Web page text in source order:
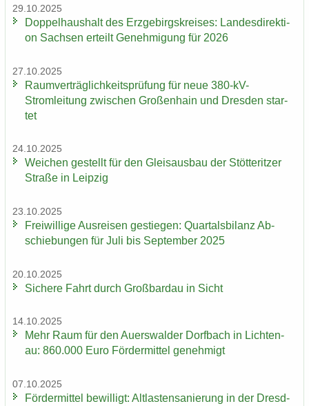
29.10.2025
Dop­pel­haus­halt des Erz­ge­birgs­krei­ses: Lan­des­di­rek­ti­
on Sach­sen er­teilt Ge­neh­mi­gung für 2026
27.10.2025
Ra­um­ver­träg­lich­keits­prü­fung für neue 380-​kV-
Stromleitung zwi­schen Gro­ßen­hain und Dres­den star­
tet
24.10.2025
Wei­chen ge­stellt für den Gleis­aus­bau der Stöt­terit­zer
Stra­ße in Leip­zig
23.10.2025
Frei­wil­li­ge Aus­rei­sen ge­stie­gen: Quar­tals­bi­lanz Ab­
schie­bun­gen für Juli bis Sep­tem­ber 2025
20.10.2025
Si­che­re Fahrt durch Groß­bardau in Sicht
14.10.2025
Mehr Raum für den Au­ers­wal­der Dorf­bach in Lich­ten­
au: 860.000 Euro För­der­mit­tel ge­neh­migt
07.10.2025
För­der­mit­tel be­wil­ligt: Alt­las­ten­sa­nie­rung in der Dresd­